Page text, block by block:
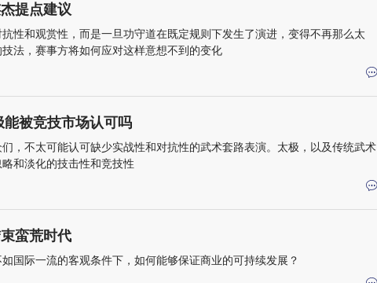
提点建议
性和观赏性，而是一旦功守道在既定规则下发生了演进，变得不再那么太
法，赛事方将如何应对这样意想不到的变化
被竞技市场认可吗
，不太可能认可缺少实战性和对抗性的武术套路表演。太极，以及传统武术
和淡化的技击性和竞技性
蛮荒时代
国际一流的客观条件下，如何能够保证商业的可持续发展？